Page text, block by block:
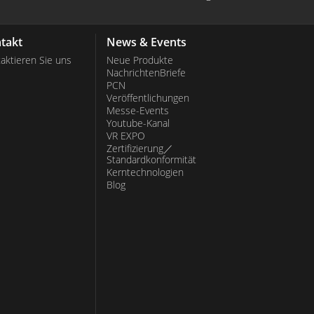
Sie uns
News & Events
Neue Produkte
NachrichtenBriefe
PCN
Veröffentlichungen
Messe-Events
Youtube-Kanal
VR EXPO
Zertifizierung／
Standardkonformität
Kerntechnologien
Blog